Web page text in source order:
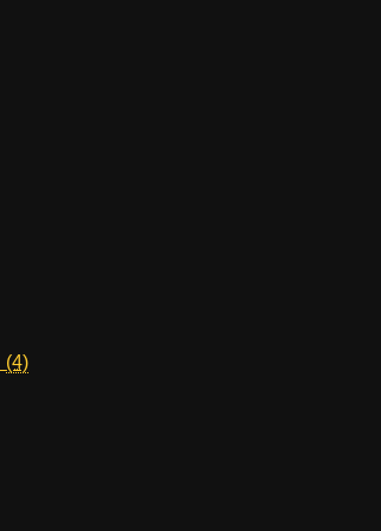
(4)